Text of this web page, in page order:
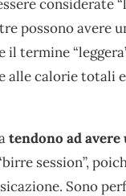
considerate
possono avere
termine
alle calorie totali
tendono ad
session”,
Sono